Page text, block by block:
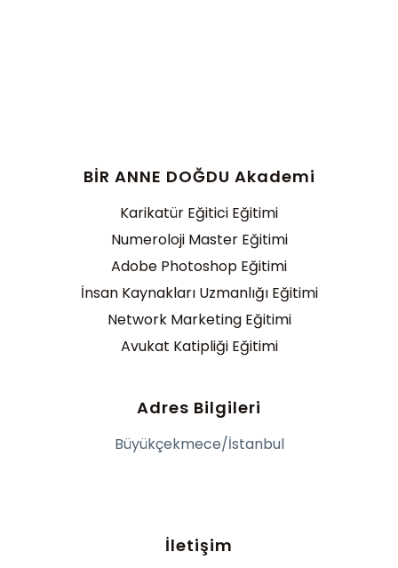
BİR ANNE DOĞDU Akademi
Karikatür Eğitici Eğitimi
Numeroloji Master Eğitimi
Adobe Photoshop Eğitimi
İnsan Kaynakları Uzmanlığı Eğitimi
Network Marketing Eğitimi
Avukat Katipliği Eğitimi
Adres Bilgileri
Büyükçekmece/İstanbul
İletişim